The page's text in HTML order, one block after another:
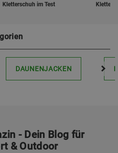
Kletterschuh im Test
DAUNENJACKEN
- Dein Blog für
& Outdoor